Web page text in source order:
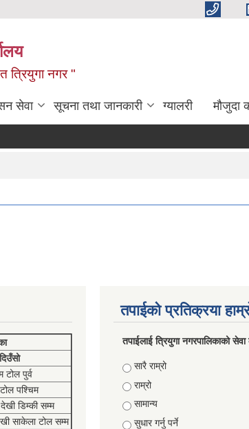
त्रियुगा नगर "
सेवा सूचना तथा जानकारी ग्यालरी मौजुदा
दिउँसो
टोल पुर्व
पश्चिम
डिम्की सम्म
साकेला टोल सम्म
तपाईको प्रतिक्रया
तपाईलाई त्रियुगा नगरपालिकाको
Choices
सारै राम्रो
राम्रो
सामान्य
सुधार गर्नु पर्ने